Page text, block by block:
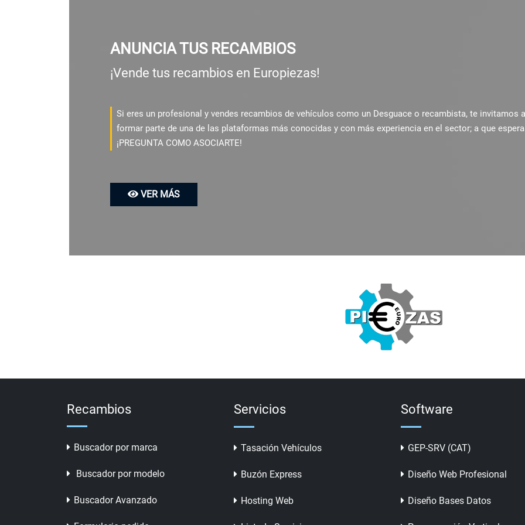
ANUNCIA TUS RECAMBIOS
¡Vende tus recambios en Europiezas!
Si eres un profesional y vendes recambios de vehículos como un Desguace o recambista, te invitamos a
formar parte de una de las plataformas más conocidas y con más experiencia en el sector; a que
¡PREGUNTA COMO ASOCIARTE!
VER MÁS
Recambios
Buscador por marca
Buscador por modelo
Buscador Avanzado
Servicios
Tasación Vehículos
Buzón Express
Hosting Web
Software
GEP-SRV (CAT)
Diseño Web Profesional
Diseño Bases Datos